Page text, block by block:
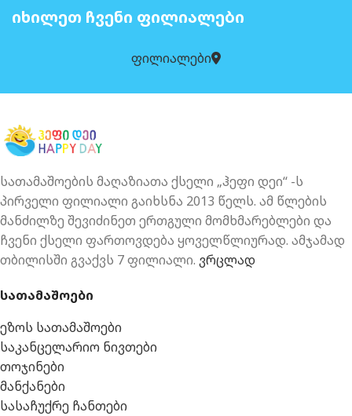
ᲘᲮᲘᲚᲔᲗ ᲩᲕᲔᲜᲘ ᲤᲘᲚᲘᲐᲚᲔᲑᲘ
ფილიალები
სათამაშოების მაღაზიათა ქსელი „ჰეფი დეი“ -ს
პირველი ფილიალი გაიხსნა 2013 წელს. ამ წლების
მანძილზე შევიძინეთ ერთგული მომხმარებლები და
ჩვენი ქსელი ფართოვდება ყოველწლიურად. ამჯამად
თბილისში გვაქვს 7 ფილიალი. ვრცლად
სათამაშოები
ეზოს სათამაშოები
საკანცელარიო ნივთები
თოჯინები
მანქანები
სასაჩუქრე ჩანთები